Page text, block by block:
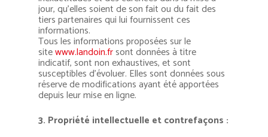
jour, qu’elles soient de son fait ou du fait des
tiers partenaires qui lui fournissent ces
informations.
Tous les informations proposées sur le
sitewww.landoin.frsont données à titre
indicatif, sont non exhaustives, et sont
susceptibles d’évoluer. Elles sont données sous
réserve de modifications ayant été apportées
depuis leur mise en ligne.
3. Propriété intellectuelle et contrefaçons :